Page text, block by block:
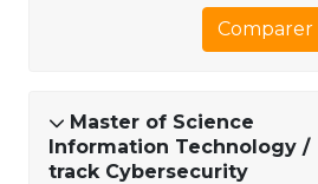
Comparer
Master of Science
Information Technology /
track Cybersecurity